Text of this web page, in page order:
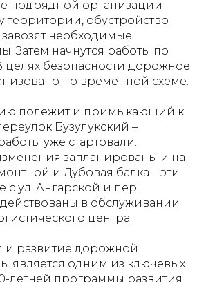
подрядной организации
территории, обустройство
необходимые
Затем начнутся работы по
целях безопасности дорожное
по временной схеме.
полежит и примыкающий к
Бузулукский –
уже стартовали.
запланированы и на
и Дубовая балка – эти
с ул. Ангарской и пер.
в обслуживании
центра.
развитие дорожной
является одним из ключевых
летней программы развития